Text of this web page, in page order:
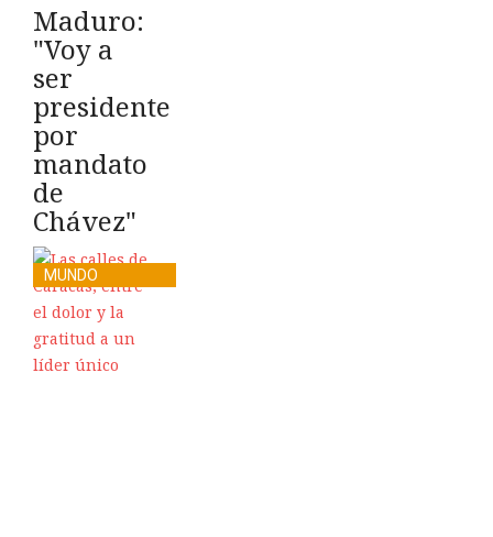
Maduro:
"Voy a
ser
presidente
por
mandato
de
Chávez"
MUNDO